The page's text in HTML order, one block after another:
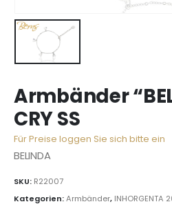
Armbänder
CRY SS
Für Preise loggen Sie sich bitte ein
BELINDA
SKU: R22007
Kategorien:Armbänder, INHORGENTA